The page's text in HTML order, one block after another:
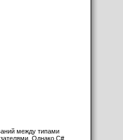
между типами
Однако C#